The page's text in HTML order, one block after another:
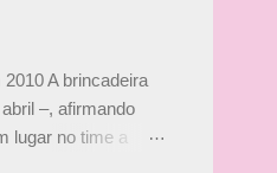
A brincadeira
–, afirmando
lugar no time a